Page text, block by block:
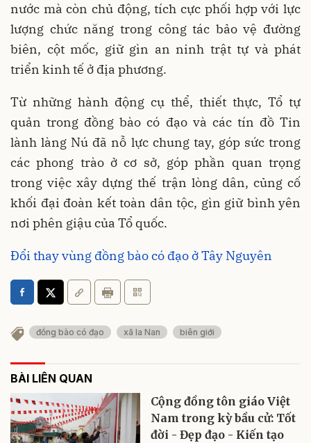
nước mà còn chủ động, tích cực phối hợp với lực
lượng chức năng trong công tác bảo vệ đường
biên, cột mốc, giữ gìn an ninh trật tự và phát
triển kinh tế ở địa phương.
Từ những hành động cụ thể, thiết thực, Tổ tự
quản trong đồng bào có đạo và các tín đồ Tin
lành làng Nú đã nỗ lực chung tay, góp sức trong
các phong trào ở cơ sở, góp phần quan trọng
trong việc xây dựng thế trận lòng dân, củng cố
khối đại đoàn kết toàn dân tộc, gìn giữ bình yên
nơi phên giậu của Tổ quốc.
Đổi thay vùng đồng bào có đạo ở Tây Nguyên
đồng bào có đạo xã Ia Nan biên giới
BÀI LIÊN QUAN
Cộng đồng tôn giáo Việt
Nam trong kỳ bầu cử: Tốt
đời - Đẹp đạo - Kiến tạo